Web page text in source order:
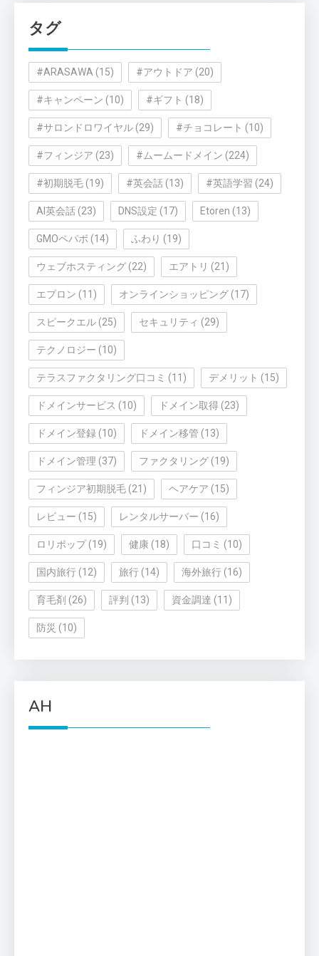
ー
タグ
#ARASAWA (15) #アウトドア (20)
#キャンペーン (10) #ギフト (18)
#サロンドロワイヤル (29) #チョコレート (10)
#フィンジア (23) #ムームードメイン (224)
#初期脱毛 (19) #英会話 (13) #英語学習 (24)
AI英会話 (23) DNS設定 (17) Etoren (13)
GMOペパボ (14) ふわり (19)
ウェブホスティング (22) エアトリ (21)
エプロン (11) オンラインショッピング (17)
スピークエル (25) セキュリティ (29)
テクノロジー (10)
テラスファクタリング口コミ (11) デメリット (15)
ドメインサービス (10) ドメイン取得 (23)
ドメイン登録 (10) ドメイン移管 (13)
ドメイン管理 (37) ファクタリング (19)
フィンジア初期脱毛 (21) ヘアケア (15)
レビュー (15) レンタルサーバー (16)
ロリポップ(19) 健康 (18) 口コミ (10)
国内旅行 (12) 旅行 (14) 海外旅行 (16)
育毛剤 (26) 評判 (13) 資金調達 (11)
防災 (10)
AH